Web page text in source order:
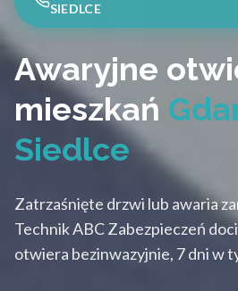
SIEDLCE
Awaryjne
mieszkań
Siedlce
Zatrzaśnięte drzwi lub awaria
Technik ABC Zabezpieczeń
otwiera bezinwazyjnie, 7 dni w